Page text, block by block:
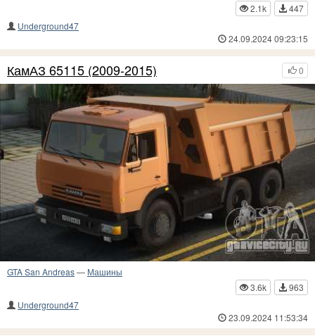
2.1k
447
Underground47
24.09.2024 09:23:15
0
КамАЗ 65115 (2009-2015)
GTA San Andreas— Машины
3.6k
963
Underground47
23.09.2024 11:53:34